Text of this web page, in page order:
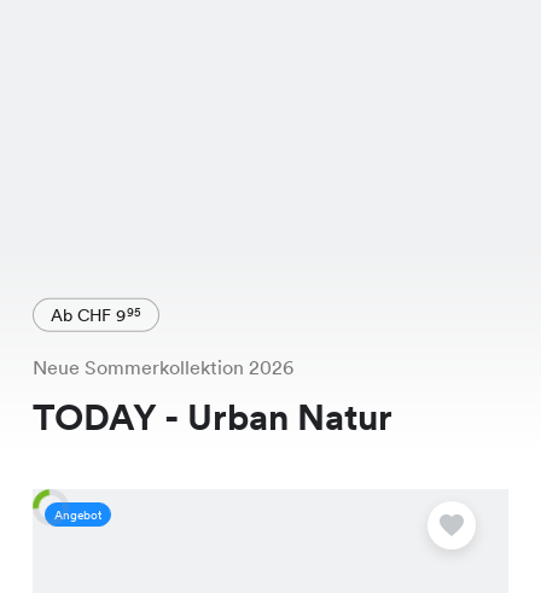
Ab CHF 995
Neue Sommerkollektion 2026
TODAY - Urban Natur
Angebot